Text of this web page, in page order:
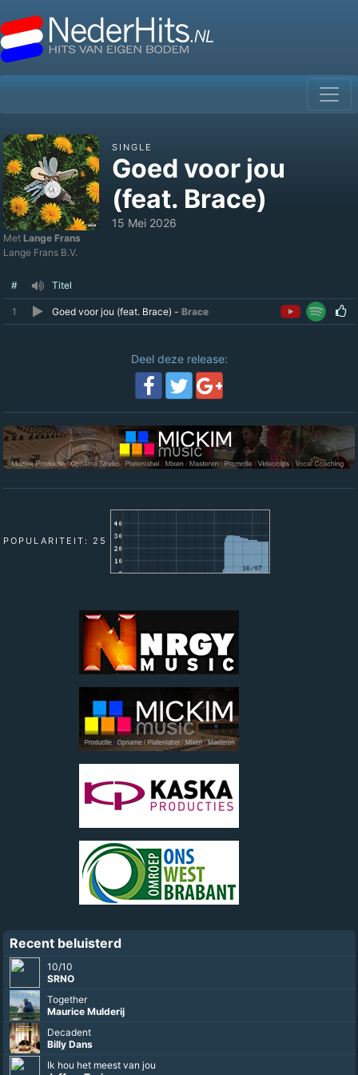
SINGLE
Goed voor jou
(feat. Brace)
15 Mei 2026
Met Lange Frans
Lange Frans B.V.
# Titel
1 Goed voor jou (feat. Brace) - Brace
Deel deze release:
POPULARITEIT: 25
Recent beluisterd
10/10
SRNO
Together
Maurice Mulderij
Decadent
Billy Dans
Ik hou het meest van jou